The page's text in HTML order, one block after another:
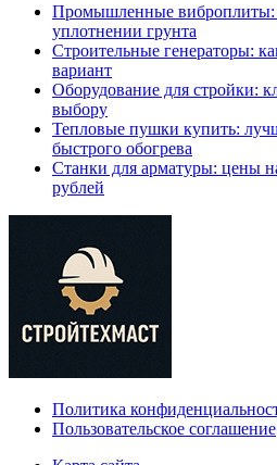
Промышленные
уплотнении грунта
Строительные генераторы:
вариант
Оборудование для стройки:
выбору
Тепловые пушки купить:
быстрого обогрева
Станки для арматуры: цены
рублей
Политика
Пользовательское соглашение